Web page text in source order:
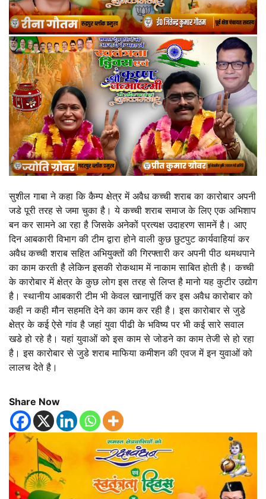
सुशील गाबा ने कहा कि कैम्प क्षेत्र में अवैध कच्ची शराब का कारोबार अपनी
जडे पूरी तरह से जमा चुका है। ये कच्ची शराब समाज के लिए एक अभिशाप
बन कर सामने आ रहा है जिसके अनेकों प्रत्यक्ष उदाहरण सामनें है। आए
दिन आबकारी विभाग की टीम द्वारा होने वाली कुछ छुटपुट कार्यवाहियां कर
अवैध कच्ची शराब सहित अभियुक्तों की गिरफ्तारी कर अपनी पीठ थमथपाने
का काम करती है लेकिन इसकी रोकथाम में नाकाम साबित होती है। कच्ची
के कारोबार में क्षेत्र के कुछ लोग इस तरह से लिप्त है मानो यह कुटीर उद्योग
है। स्थानीय आबकारी टीम भी केवल खानापूर्ति कर इस अवैध कारोबार को
कही न कही मौन सहमति देने का काम कर रही है। इस कारोबार से जुडे
क्षेत्र के कई ऐसे गांव है जहां युवा पीढी के भविष्य पर भी कई सारे सवाल
खडे हो रहे है। यहां युवाओं को इस काम से जोडने का काम तेजी से हो रहा
है। इस कारोबार से जुडे शराब माफिया कमीशन की एवज में इन युवाओं को
लालच देते है।
Share Now